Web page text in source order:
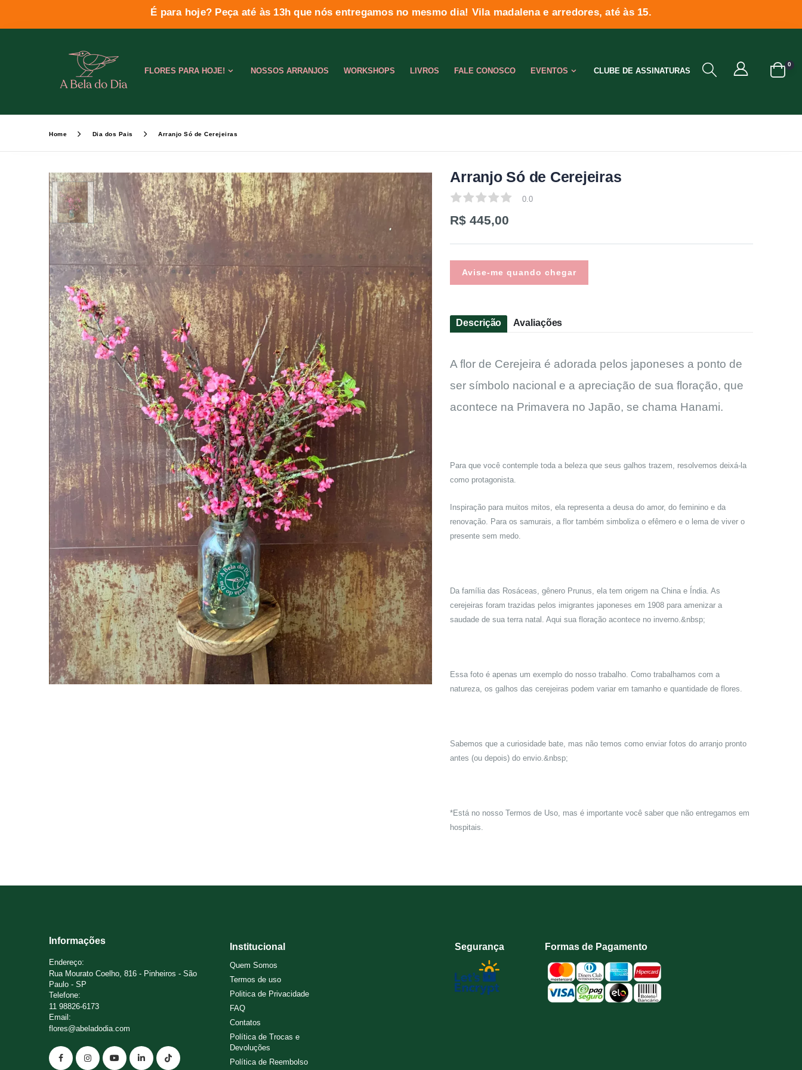
É para hoje? Peça até às 13h que nós entregamos no mesmo dia! Vila madalena e arredores, até às 15.
FLORES PARA HOJE! NOSSOS ARRANJOS WORKSHOPS LIVROS FALE CONOSCO EVENTOS CLUBE DE ASSINATURAS
0
Home Dia dos Pais Arranjo Só de Cerejeiras
Arranjo Só de Cerejeiras
0.0
0.0
R$ 445,00
Avise-me quando chegar
Descrição Avaliações
A flor de Cerejeira é adorada pelos japoneses a ponto de
ser símbolo nacional e a apreciação de sua floração, que
acontece na Primavera no Japão, se chama Hanami.
Para que você contemple toda a beleza que seus galhos trazem, resolvemos deixá-la
como protagonista.
Inspiração para muitos mitos, ela representa a deusa do amor, do feminino e da
renovação. Para os samurais, a flor também simboliza o efêmero e o lema de viver o
presente sem medo.
Da família das Rosáceas, gênero Prunus, ela tem origem na China e Índia. As
cerejeiras foram trazidas pelos imigrantes japoneses em 1908 para amenizar a
saudade de sua terra natal. Aqui sua floração acontece no inverno.&nbsp;
Essa foto é apenas um exemplo do nosso trabalho. Como trabalhamos com a
natureza, os galhos das cerejeiras podem variar em tamanho e quantidade de flores.
Sabemos que a curiosidade bate, mas não temos como enviar fotos do arranjo pronto
antes (ou depois) do envio.&nbsp;
*Está no nosso Termos de Uso, mas é importante você saber que não entregamos em
hospitais.
Informações
Endereço:
Rua Mourato Coelho, 816 - Pinheiros - São
Paulo - SP
Telefone:
11 98826-6173
Email:
flores@abeladodia.com
Institucional
Quem Somos
Termos de uso
Politica de Privacidade
FAQ
Contatos
Política de Trocas e
Devoluções
Política de Reembolso
Segurança Formas de Pagamento